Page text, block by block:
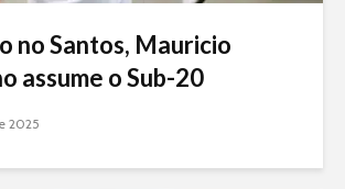
no Santos, Mauricio
assume o Sub-20
2025